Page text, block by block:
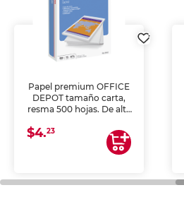
Papel premium OFFICE
DEPOT tamaño carta,
resma 500 hojas. De alta
uniforme, ideal para
impresoras de inyección
de tinta y láser,
general de oficina.
$4.23